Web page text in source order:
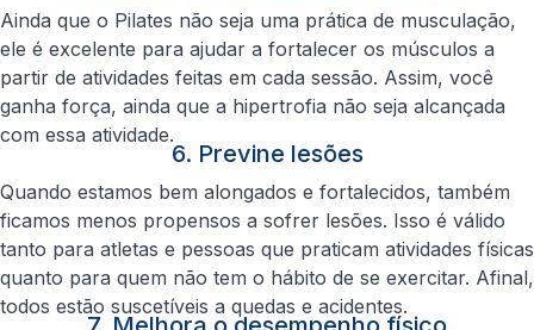
Ainda que o Pilates não seja uma prática de musculação,
ele é excelente para ajudar a fortalecer os músculos a
partir de atividades feitas em cada sessão. Assim, você
ganha força, ainda que a hipertrofia não seja alcançada
com essa atividade.
6. Previne lesões
Quando estamos bem alongados e fortalecidos, também
ficamos menos propensos a sofrer lesões. Isso é válido
tanto para atletas e pessoas que praticam atividades físicas
quanto para quem não tem o hábito de se exercitar. Afinal,
todos estão suscetíveis a quedas e acidentes.